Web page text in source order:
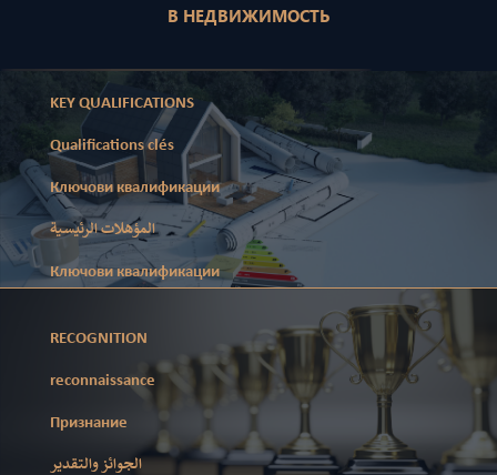
В НЕДВИЖИМОСТЬ
KEY QUALIFICATIONS
Qualifications clés
Ключови квалификации
المؤهلات الرئيسية
Ключови квалификации
RECOGNITION
reconnaissance
Признание
الجوائز والتقدير